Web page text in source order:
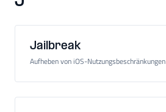
Jailbreak
Aufheben von iOS-Nutzungsbeschränkungen